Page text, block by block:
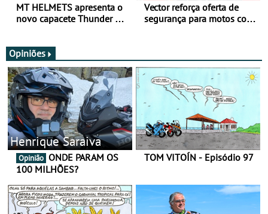
MT HELMETS apresenta o
novo capacete Thunder 4 R
Vector reforça oferta de
segurança para motos com
Opiniões
Henrique Saraiva
Opinião
100 MILHÕES?
TOM VITOÍN - Episódio 97